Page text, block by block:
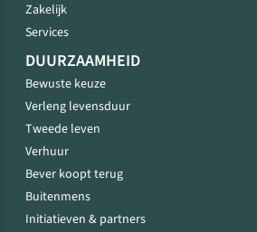
Zakelijk
Services
DUURZAAMHEID
Bewuste keuze
Verleng levensduur
Tweede leven
Verhuur
Bever koopt terug
Buitenmens
Initiatieven & partners